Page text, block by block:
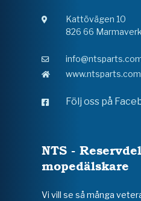
Kattövägen 10
826 66
www.ntsparts.com
Följ oss på
NTS -
mopedälskare
Vi vill se så många